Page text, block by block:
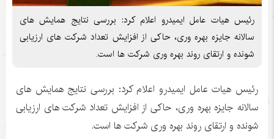
رئیس هیات عامل ایمیدرو اعلام کرد: بررسی نتایج همایش های
سالانه جایزه بهره وری، حاکی از افزایش تعداد شرکت های ارزیابی
شونده و ارتقای روند بهره وری شرکت ها است.
رئیس هیات عامل ایمیدرو اعلام کرد: بررسی نتایج همایش های
سالانه جایزه بهره وری، حاکی از افزایش تعداد شرکت های ارزیابی
شونده و ارتقای روند بهره وری شرکت ها است.